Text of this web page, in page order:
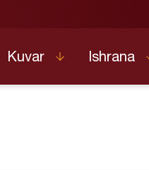
Kuvar Ishrana